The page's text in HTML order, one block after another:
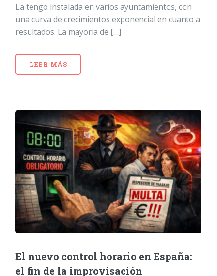
La tengo instalada en varios ayuntamientos, con
una curva de crecimientos exponencial en cuanto a
resultados. La mayoría de […]
LEER MÁS
El nuevo control horario en España:
el fin de la improvisación